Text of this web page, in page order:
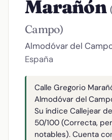
Marañón
Campo)
Almodóvar del
España
Calle Gregorio
Almodóvar del
Su índice Callejear
50/100 (Correcta,
notables). Cuenta